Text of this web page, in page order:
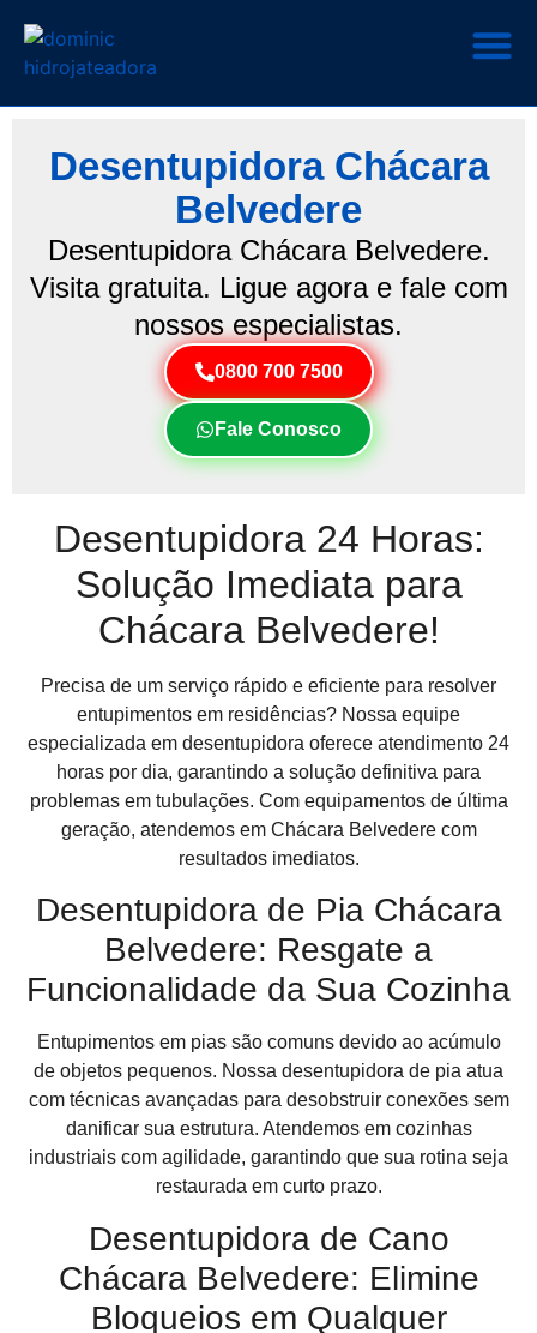
Desentupidora Chácara
Belvedere
Desentupidora Chácara Belvedere.
Visita gratuita. Ligue agora e fale com
nossos especialistas.
0800 700 7500
Fale Conosco
Desentupidora 24 Horas:
Solução Imediata para
Chácara Belvedere!
Precisa de um serviço rápido e eficiente para resolver
entupimentos em residências? Nossa equipe
especializada em desentupidora oferece atendimento 24
horas por dia, garantindo a solução definitiva para
problemas em tubulações. Com equipamentos de última
geração, atendemos em Chácara Belvedere com
resultados imediatos.
Desentupidora de Pia Chácara
Belvedere: Resgate a
Funcionalidade da Sua Cozinha
Entupimentos em pias são comuns devido ao acúmulo
de objetos pequenos. Nossa desentupidora de pia atua
com técnicas avançadas para desobstruir conexões sem
danificar sua estrutura. Atendemos em cozinhas
industriais com agilidade, garantindo que sua rotina seja
restaurada em curto prazo.
Desentupidora de Cano
Chácara Belvedere: Elimine
Bloqueios em Qualquer